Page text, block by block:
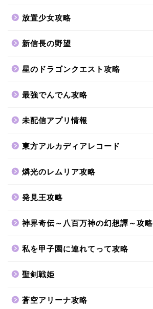
放置少女攻略
新信長の野望
星のドラゴンクエスト攻略
最強でんでん攻略
未配信アプリ情報
東方アルカディアレコード
燐光のレムリア攻略
発見王攻略
神界奇伝～八百万神の幻想譚～攻略
私を甲子園に連れてって攻略
聖剣戦姫
蒼空アリーナ攻略